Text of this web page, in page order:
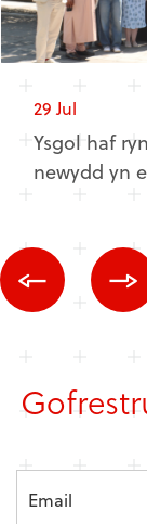
29 Jul
Ysgol haf
newydd yn